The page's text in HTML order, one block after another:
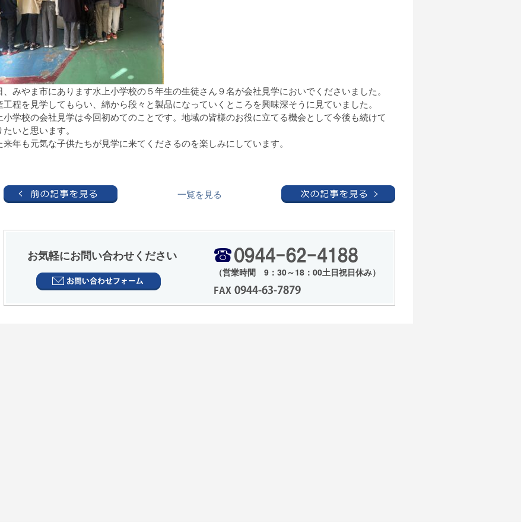
、みやま市にあります水上小学校の５年生の生徒さん９名が会社見学においでくださいました。
工程を見学してもらい、綿から段々と製品になっていくところを興味深そうに見ていました。
小学校の会社見学は今回初めてのことです。地域の皆様のお役に立てる機会として今後も続けて
たいと思います。
来年も元気な子供たちが見学に来てくださるのを楽しみにしています。
一覧を見る
お気軽にお問い合わせください
（営業時間 9：30～18：00土日祝日休み）